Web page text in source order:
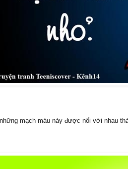
mạch máu này được nối với nhau